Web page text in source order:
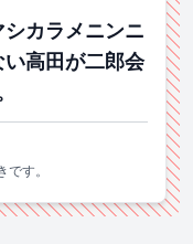
カラメニンニ
高田が二郎会
す。